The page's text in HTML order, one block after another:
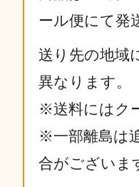
ール便にて発
送り先の地域
異なります。
※送料にはク
※一部離島は
合がございま